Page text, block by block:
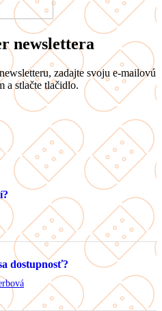
newslettera
zadajte svoju e-mailovú
a stlačte tlačidlo.
dostupnosť?